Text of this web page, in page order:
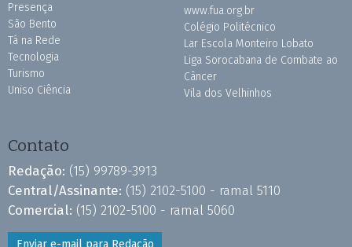
Presença
São Bento
Tá na Rede
Tecnologia
Turismo
Uniso Ciência
www.fua.org.br
Colégio Politécnico
Lar Escola Monteiro Lobato
Liga Sorocabana de Combate ao
Câncer
Vila dos Velhinhos
Contato
Redação: (15) 99789-3913
Central/Assinante: (15) 2102-5100 - ramal 5110
Comercial: (15) 2102-5100 - ramal 5060